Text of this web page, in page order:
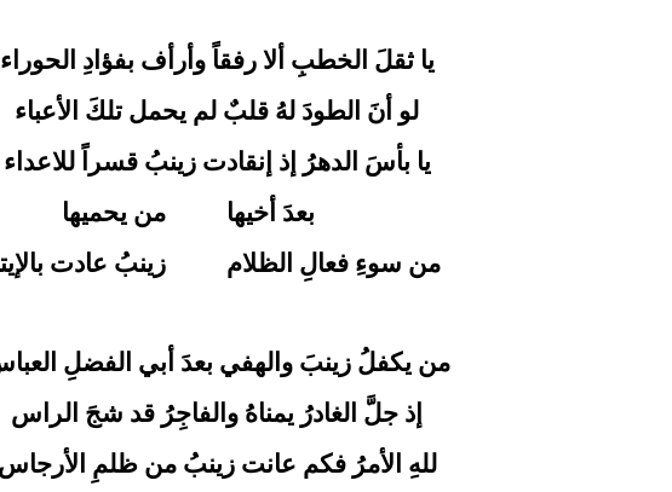
يا ثقلَ الخطبِ ألا رفقاً وأرأف بفؤادِ الحوراء
لو أنَ الطودَ لهُ قلبٌ لم يحمل تلكَ الأعباء
يا بأسَ الدهرُ إذ إنقادت زينبُ قسراً للاعداء
بعدَ أخيها
من سوءِ فعالِ الظلام
من يحميها
زينبُ عادت
من يكفلُ زينبَ والهفي بعدَ أبي الفضلِ
إذ جلَّ الغادرُ يمناهُ والفاجِرُ قد شجَ الراس
للهِ الأمرُ فكم عانت زينبُ من ظلمِ الأرجاس